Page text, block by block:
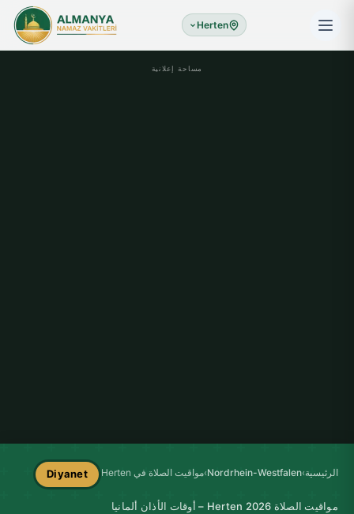
Herten
مساحة إعلانية
الرئيسية›
Nordrhein-Westfalen
›مواقيت الصلاة في Herten Diyanet
مواقيت الصلاة Herten 2026 – أوقات الأذان ألمانيا